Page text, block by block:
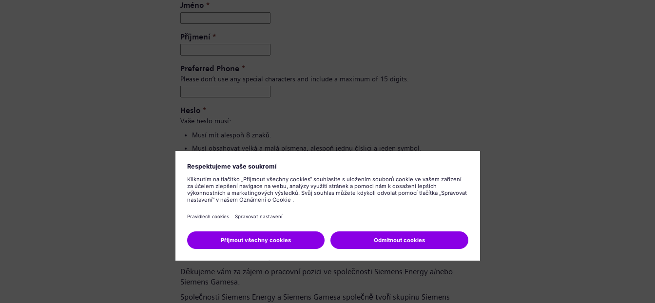
Jméno *
Příjmení*
Preferred Phone *
Please don’t use any special characters and include a maximum of 15 digits.
Heslo *
Vaše heslo musí:
Musí mít alespoň 8 znaků.
Musí obsahovat velká a malá písmena, alespoň jednu číslici a jeden symbol.
Oznámení o ochraně osobních údajů
Děkujeme vám za zájem o pracovní pozici ve společnosti Siemens Energy a/nebo
Siemens Gamesa.
Společnosti Siemens Energy a Siemens Gamesa společně tvoří skupinu Siemens